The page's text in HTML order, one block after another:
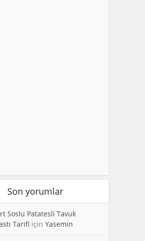
Son yorumlar
Soslu Patatesli Tavuk
Tarifi için Yasemin